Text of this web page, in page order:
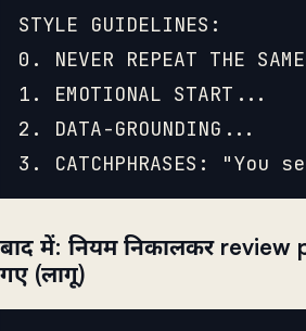
STYLE GUIDELINES:
0. NEVER REPEAT THE
1. EMOTIONAL START...
2. DATA-GROUNDING...
बाद में: नियम निकालकर review
गए (लागू)